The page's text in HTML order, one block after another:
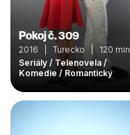
Pokoj č. 309
2016 | Turecko | 120 min
Seriály / Telenovela /
Komedie / Romantický